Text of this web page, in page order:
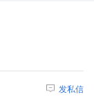
发私信